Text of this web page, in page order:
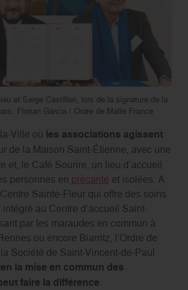
et Serge Castillon, lors de la signature de la
Florian Garcia / Ordre de Malte France
Ville où les associations agissent
de la Maison Saint-Étienne, avec une
et, le Café Sourire, un lieu d’accueil
personnes en précarité et isolées. A
Sainte-Fleur qui offre des soins
au Centre d’accueil Saint-
par les maraudes en commun à
ou encore Biarritz, l’Ordre de
Société de Saint-Vincent-de-Paul
la mise en commun des
faire la différence.